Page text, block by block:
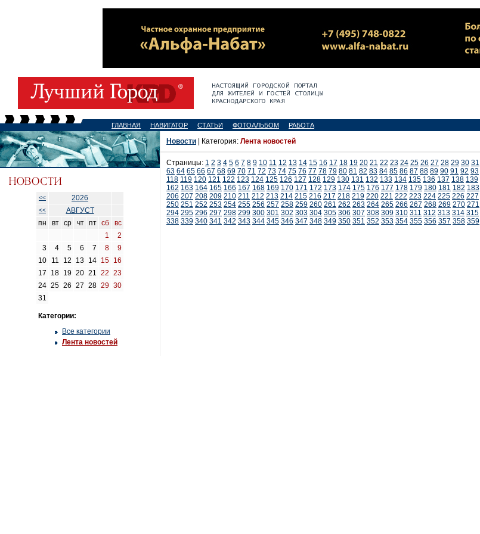
ГЛАВНАЯ НАВИГАТОР СТАТЬИ ФОТОАЛЬБОМ РАБОТА
<< 2026
<<
АВГУСТ
пн
вт ср чт пт сб
вс
1
2
3
4 5 6 7 8
9
10
11 12 13 14 15 16
17
18 19 20 21 22 23
24 25 26 27 28 29 30
31
Категории:
Все категории
Лента новостей
Новости | Категория: Лента новостей
Страницы: 1 2 3 4 5 6 7 8 9 10 11 12 13 14 15 16 17 18 19 20 21 22 23 24 25 26 27 28 29 30 31
63 64 65 66 67 68 69 70 71 72 73 74 75 76 77 78 79 80 81 82 83 84 85 86 87 88 89 90 91 92 93
118 119 120 121 122 123 124 125 126 127 128 129 130 131 132 133 134 135 136 137 138 139
162 163 164 165 166 167 168 169 170 171 172 173 174 175 176 177 178 179 180 181 182 183
206 207 208 209 210 211 212 213 214 215 216 217 218 219 220 221 222 223 224 225 226 227
250 251 252 253 254 255 256 257 258 259 260 261 262 263 264 265 266 267 268 269 270 271
294 295 296 297 298 299 300 301 302 303 304 305 306 307 308 309 310 311 312 313 314 315
338 339 340 341 342 343 344 345 346 347 348 349 350 351 352 353 354 355 356 357 358 359